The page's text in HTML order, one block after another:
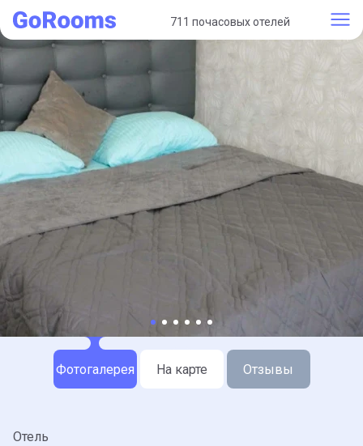
711 почасовых отелей
Отель
Фотогалерея На карте Отзывы